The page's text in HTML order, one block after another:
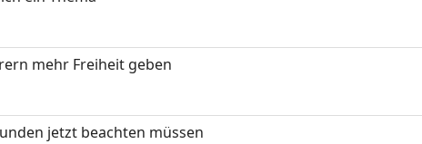
mehr Freiheit geben
jetzt beachten müssen